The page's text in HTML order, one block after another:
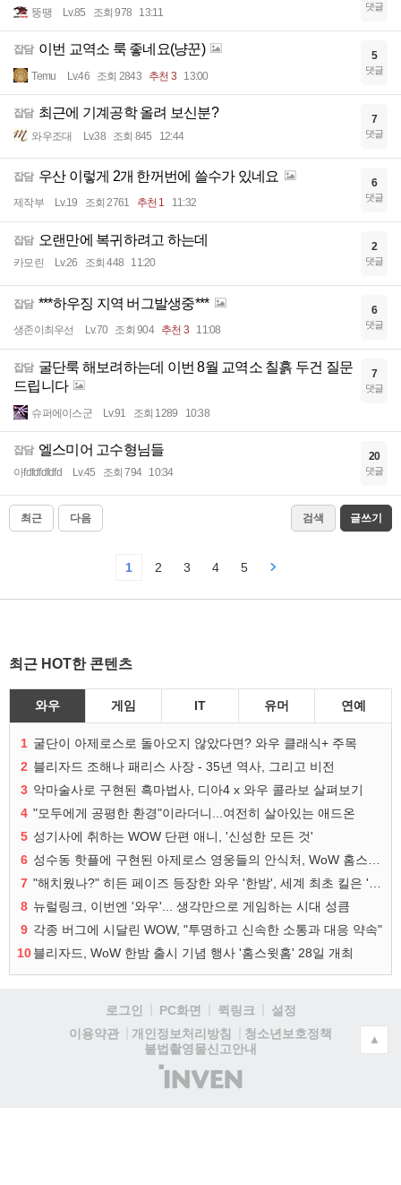
뚱땡 Lv.85 조회 978 13:11 댓글
잡담 이번 교역소 룩 좋네요(냥꾼)
Temu Lv.46 조회 2843 추천 3 13:00
5
댓글
잡담 최근에 기계공학 올려 보신분?
와우조대 Lv.38 조회 845 12:44
7
댓글
잡담 우산 이렇게 2개 한꺼번에 쓸수가 있네요
제작부 Lv.19 조회 2761 추천 1 11:32
6
댓글
잡담 오랜만에 복귀하려고 하는데
카모린 Lv.26 조회 448 11:20
2
댓글
잡담 ***하우징 지역 버그발생중***
생존이최우선 Lv.70 조회 904 추천 3 11:08
6
댓글
잡담 굴단룩 해보려하는데 이번 8월 교역소 칠흙 두건 질문
드립니다
슈퍼에이스군 Lv.91 조회 1289 10:38
7
댓글
잡담 엘스미어 고수형님들
아fdfdfdfdfd Lv.45 조회 794 10:34
20
댓글
최근 다음 검색 글쓰기
1 2 3 4 5
최근 HOT한 콘텐츠
와우 게임 IT 유머 연예
1 굴단이 아제로스로 돌아오지 않았다면? 와우 클래식+ 주목
2 블리자드 조해나 패리스 사장 - 35년 역사, 그리고 비전
3 악마술사로 구현된 흑마법사, 디아4 x 와우 콜라보 살펴보기
4 "모두에게 공평한 환경"이라더니...여전히 살아있는 애드온
5 성기사에 취하는 WOW 단편 애니, '신성한 모든 것'
6
7
8 뉴럴링크, 이번엔 '와우'... 생각만으로 게임하는 시대 성큼
9 각종 버그에 시달린 WOW, "투명하고 신속한 소통과 대응 약속"
10블리자드, WoW 한밤 출시 기념 행사 '홈스윗홈' 28일 개최
로그인 PC화면 퀵링크
설정
이용약관
개인정보처리방침
청소년보호정책
불법촬영물신고안내
(주)
인
▲